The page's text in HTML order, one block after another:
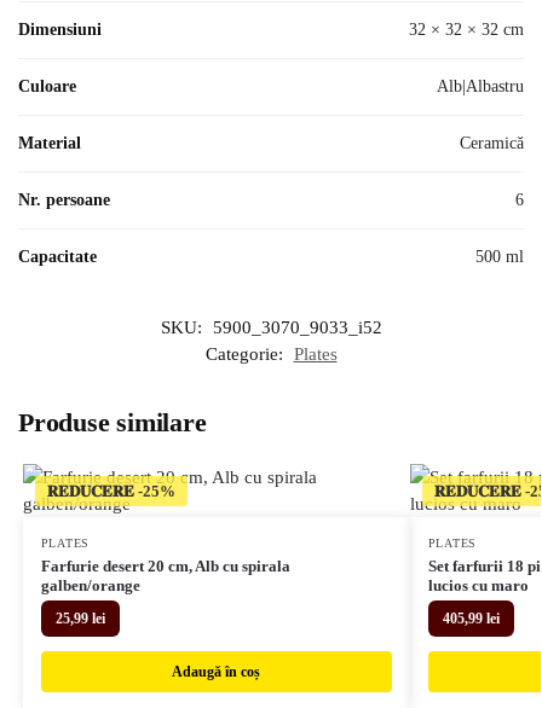
Dimensiuni 32 × 32 × 32 cm
Culoare Alb|Albastru
Material Ceramică
Nr. persoane 6
Capacitate 500 ml
SKU:
5900_3070_9033_i52
Categorie:
Plates
Produse similare
𝐑𝐄𝐃𝐔𝐂𝐄𝐑𝐄
PLATES
Farfurie desert 20 cm, Alb cu spirala
galben/orange
25,99 lei
Adaugă în coș
𝐑𝐄𝐃𝐔𝐂𝐄𝐑𝐄
PLATES
Set farfurii 18
lucios cu maro
405,99 lei